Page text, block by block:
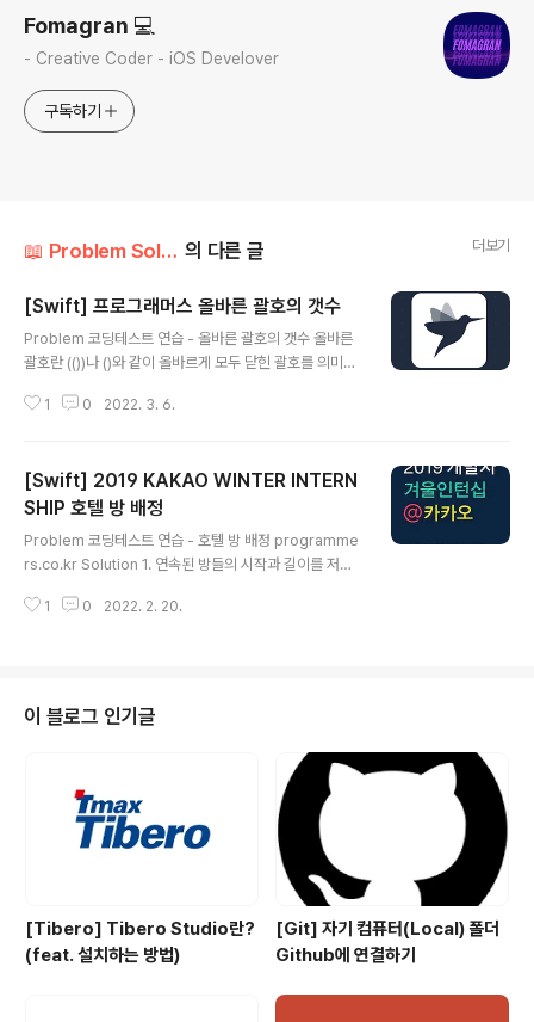
Fomagran 💻
- Creative Coder - iOS Develover
구독하기
📖 Problem Solution/Programmers 의 다른 글 더보기
[Swift] 프로그래머스 올바른 괄호의 갯수
Problem 코딩테스트 연습 - 올바른 괄호의 갯수 올바른
괄호란 (())나 ()와 같이 올바르게 모두 닫힌 괄호를 의미합
다. 괄호 쌍의 개수 n이 주어질 때, n개의 괄호 쌍으로 만들
믹 프로그래밍으로 괄호가 1쌍인 것부터 주어진 n쌍까지
차근 차근 풀어나가야 하는데요. 직접 구해보기 괄호가 1쌍
일 땐 경우의 수가 -> ()만 존재합니다. 괄호가 2쌍일 경우
-> ()(),(()) 이렇게 두 개가 존재합니다. 괄호가 3쌍일 경우
1 0 2022. 3. 6.
[Swift] 2019 KAKAO WINTER INTERN
SHIP 호텔 방 배정
Problem 코딩테스트 연습 - 호텔 방 배정 programme
rs.co.kr Solution 1. 연속된 방들의 시작과 길이를 저장
방이 중복되었을 때 해당 방보다 크면서 가장 작은 방을 찾
된 방의 길이는 4입니다. 고로 2,3,4,5 중에 중복된 방이
있다면 2(시작된 방의 위치) + 4(연속된 방의 길이) = 6이
므로 6번 방에 넣으면 됩니다. class Room { var root:I
nt64,length:Int64 init(root:Int64,length:Int..
1 0 2022. 2. 20.
이 블로그 인기글
[Tibero] Tibero Studio란?
(feat. 설치하는 방법)
[Git] 자기 컴퓨터(Local) 폴더
Github에 연결하기